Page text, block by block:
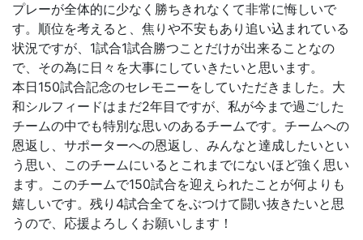
プレーが全体的に少なく勝ちきれなくて非常に悔しいで
す。順位を考えると、焦りや不安もあり追い込まれている
状況ですが、1試合1試合勝つことだけが出来ることなの
で、その為に日々を大事にしていきたいと思います。
本日150試合記念のセレモニーをしていただきました。大
和シルフィードはまだ2年目ですが、私が今まで過ごした
チームの中でも特別な思いのあるチームです。チームへの
恩返し、サポーターへの恩返し、みんなと達成したいとい
う思い、このチームにいるとこれまでにないほど強く思い
ます。このチームで150試合を迎えられたことが何よりも
嬉しいです。残り4試合全てをぶつけて闘い抜きたいと思
うので、応援よろしくお願いします！